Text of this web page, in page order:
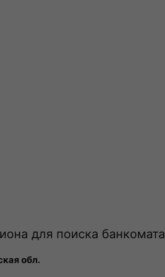
для поиска банкомата
обл.